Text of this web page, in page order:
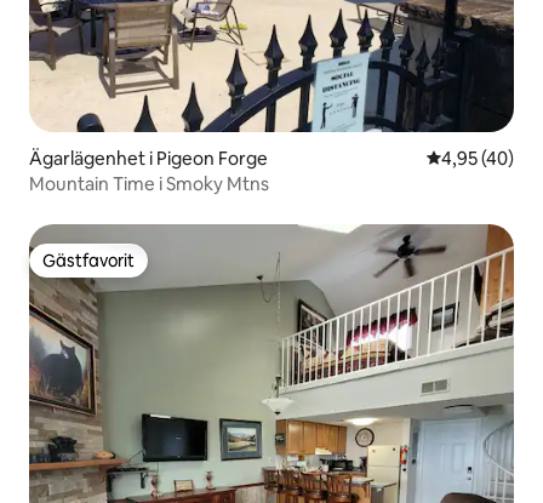
Ägarlägenhet i Pigeon Forge 4,95 av 5 i
4,95 (40)
Mountain Time i Smoky Mtns
Gästfavorit
Gästfavorit